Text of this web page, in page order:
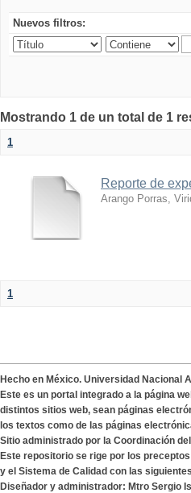
Nuevos filtros:
Mostrando 1 de un total de 1
1
Reporte de
Arango Porras,
1
Hecho en México. Universidad Nacional
Este es un portal integrado a la página
distintos sitios web, sean páginas
los textos como de las páginas
Sitio administrado por la Coordinación
Este repositorio se rige por los
y el Sistema de Calidad con las
Diseñador y administrador: Mtro Sergio